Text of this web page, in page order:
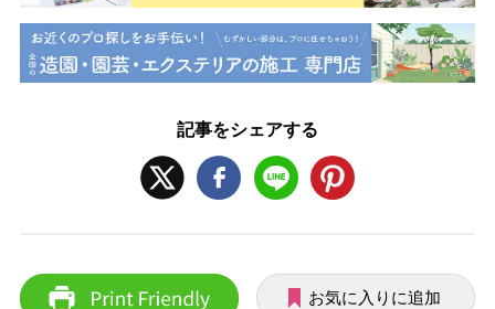
記事をシェアする
お気に入りに追加